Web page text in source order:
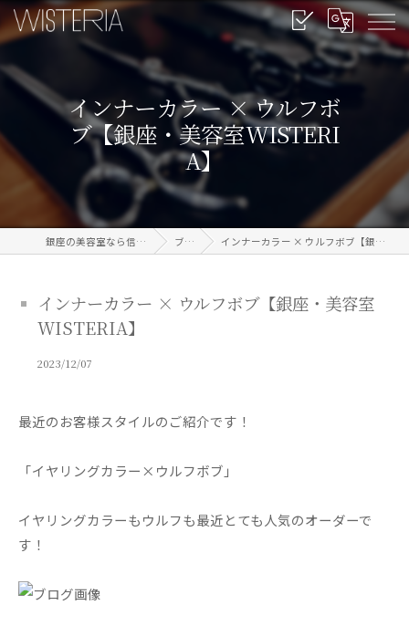
インナーカラー × ウルフボ
ブ【銀座・美容室WISTERI
A】
銀座の美容室なら信頼のWISTERIA ブログ インナーカラー × ウルフボブ【銀座・美容室WISTERIA】
インナーカラー × ウルフボブ【銀座・美容室
WISTERIA】
2023/12/07
最近のお客様スタイルのご紹介です！
「イヤリングカラー×ウルフボブ」
イヤリングカラーもウルフも最近とても人気のオーダーで
す！